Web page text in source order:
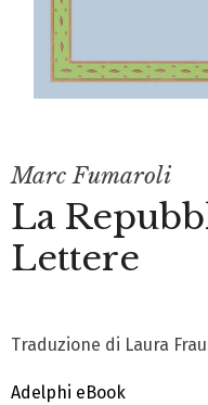
Marc Fumaroli
La
Lettere
Traduzione di Laura
Adelphi eBook